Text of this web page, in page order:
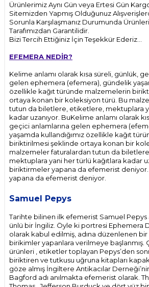
Ürünlerimiz Aynı Gün veya Ertesi Gün
Sitemizden Yapmış Olduğunuz
Sorunla Karşılaşmanız Durumunda
Tarafımızdan Garantilidir.
Bizi Tercih Ettiğiniz İçin Teşekkür Ederiz...
EFEMERA NEDİR?
Kelime anlamı olarak kısa süreli, günlük,
gelen ephemera (efemera), gündelik
özellikle kağıt türünde malzemelerin
ortaya konan bir koleksiyon türü. Bu
tutun da biletlere, etiketlere, mektuplara
kadar uzanıyor. BuKelime anlamı olarak
geçici anlamlarına gelen ephemera
yaşamda kullandığımız özellikle kağıt
biriktirilmesi şeklinde ortaya konan bir
malzemeler faturalardan tutun da
mektuplara yani her türlü kağıtlara kadar
biriktirmeler yapana da efemerist
yapana da efemerist deniyor.
Samuel Pepys
Tarihte bilinen ilk efemerist Samuel Pepys
ünlü bir İngiliz. Öyle ki portresi Ephemera
olarak kabul edilmiş, adına düzenlenen
birikimler yapanlara verilmeye başlanmış.
ürünleri , etiketler toplayan Pepys’den
biriktiren ve tutkusu uğruna kitapları
göze almış İngiltere Antikacılar
Bagford adı anılmakta efemerist olarak.